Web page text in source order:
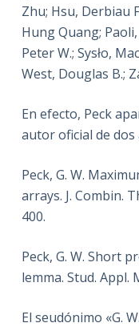
Zhu; Hsu, Derbiau
Hung Quang;
Peter W.; Sysło,
West, Douglas B.;
En efecto, Peck
autor oficial de dos
Peck, G. W.
arrays. J. Combin.
400.
Peck, G. W. Short
lemma. Stud. Appl.
El seudónimo «G.